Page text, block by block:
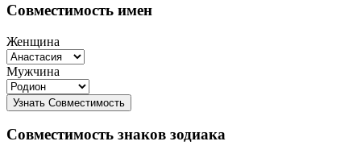
Совместимость имен
Женщина
Мужчина
Совместимость знаков зодиака